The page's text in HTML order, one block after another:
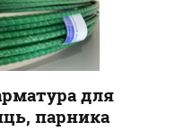
для
парника